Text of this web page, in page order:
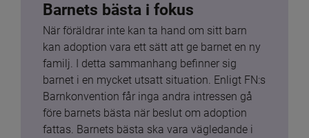
Barnets bästa i fokus
När föräldrar inte kan ta hand om sitt barn
kan adoption vara ett sätt att ge barnet en ny
familj. I detta sammanhang befinner sig
barnet i en mycket utsatt situation. Enligt FN:s
Barnkonvention får inga andra intressen gå
före barnets bästa när beslut om adoption
fattas. Barnets bästa ska vara vägledande i